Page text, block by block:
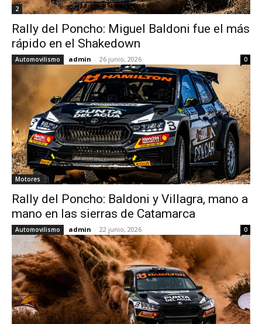
2
Rally del Poncho: Miguel Baldoni fue el más
rápido en el Shakedown
Automovilismo admin - 26 junio, 2026 0
Motores
Rally del Poncho: Baldoni y Villagra, mano a
mano en las sierras de Catamarca
Automovilismo admin - 22 junio, 2026 0